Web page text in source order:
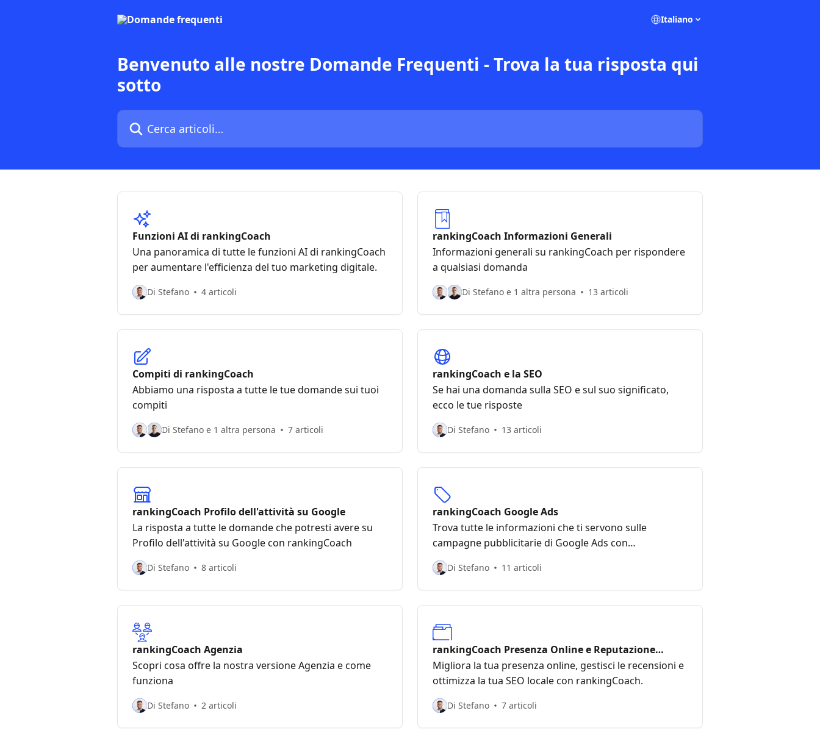
Italiano
Benvenuto alle nostre Domande Frequenti - Trova la tua risposta qui
sotto
Cerca articoli…
Funzioni AI di rankingCoach
Una panoramica di tutte le funzioni AI di rankingCoach
per aumentare l'efficienza del tuo marketing digitale.
Di Stefano 4 articoli
rankingCoach Informazioni Generali
Informazioni generali su rankingCoach per rispondere
a qualsiasi domanda
Di Stefano e 1 altra persona 13 articoli
Compiti di rankingCoach
Abbiamo una risposta a tutte le tue domande sui tuoi
compiti
Di Stefano e 1 altra persona 7 articoli
rankingCoach e la SEO
Se hai una domanda sulla SEO e sul suo significato,
ecco le tue risposte
Di Stefano 13 articoli
rankingCoach Profilo dell'attività su Google
La risposta a tutte le domande che potresti avere su
Profilo dell'attività su Google con rankingCoach
Di Stefano 8 articoli
rankingCoach Google Ads
Trova tutte le informazioni che ti servono sulle
campagne pubblicitarie di Google Ads con
rankingCoach
Di Stefano 11 articoli
rankingCoach Agenzia
Scopri cosa offre la nostra versione Agenzia e come
funziona
Di Stefano 2 articoli
rankingCoach Presenza Online e Reputazione
Online
Migliora la tua presenza online, gestisci le recensioni e
ottimizza la tua SEO locale con rankingCoach.
Di Stefano 7 articoli